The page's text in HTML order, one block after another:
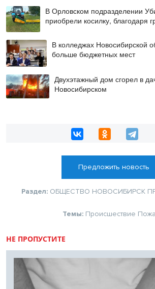
В Орловском подразделении
приобрели косилку, благодаря
В колледжах Новосибирской
больше бюджетных мест
Двухэтажный дом сгорел в
Новосибирском
Предложить новость
Раздел: ОБЩЕСТВО НОВОСИБИРСК
Темы: Происшествие
НЕ ПРОПУСТИТЕ